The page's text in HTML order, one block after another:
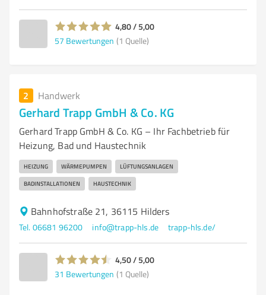
4,80 / 5,00
57 Bewertungen (1 Quelle)
2 Handwerk
Gerhard Trapp GmbH & Co. KG
Gerhard Trapp GmbH & Co. KG – Ihr Fachbetrieb für
Heizung, Bad und Haustechnik
HEIZUNG WÄRMEPUMPEN LÜFTUNGSANLAGEN
BADINSTALLATIONEN HAUSTECHNIK
Bahnhofstraße 21, 36115 Hilders
Tel. 06681 96200 info@trapp-hls.de trapp-hls.de/
4,50 / 5,00
31 Bewertungen (1 Quelle)